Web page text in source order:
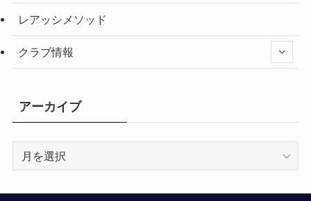
レアッシメソッド
クラブ情報
アーカイブ